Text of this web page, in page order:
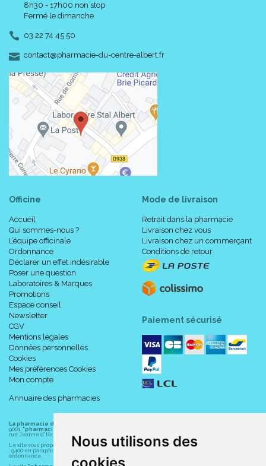
Nous utilisons des
8h30 - 17h00 non stop
Fermé le dimanche
03 22 74 45 50
contact-
@-
pharmacie-du-centre-albert.fr
Officine
Accueil
Qui sommes-nous ?
L’équipe officinale
Ordonnance
Déclarer un effet indésirable
Poser une question
Laboratoires & Marques
Promotions
Espace conseil
Newsletter
CGV
Mentions légales
Données personnelles
Cookies
Mes préférences Cookies
Mon compte
Annuaire des pharmacies
Mode de livraison
Retrait dans la pharmacie
Livraison chez vous
Livraison chez un commerçant
Conditions de retour
Paiement sécurisé
La pharmacie du centre à Albert
9001. "pharmacie-du-centre-albert.fr "
rue Jeanne d' Harcourt, 80300 Albert.
Le site vous propose un large choix de plus de 11000 références, au prix les plus bas possible
: 9400 en parapharmacie, animaux, orthopédie, matériel médical. 1700 en médicaments sans
ordonnance.